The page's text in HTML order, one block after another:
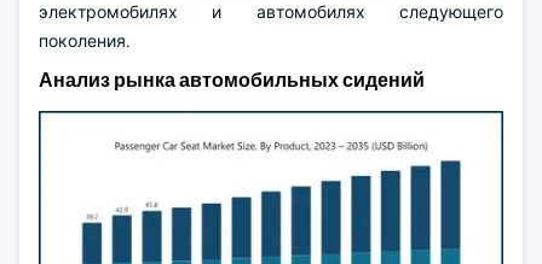
электромобилях и автомобилях следующего
поколения.
Анализ рынка автомобильных сидений